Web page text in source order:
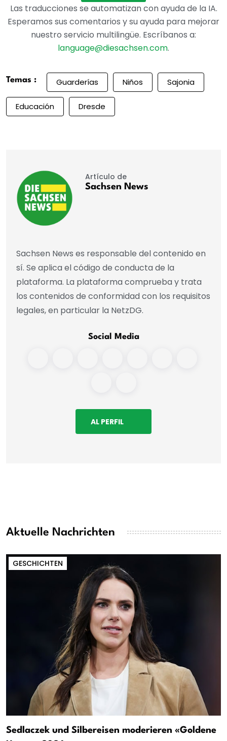
Las traducciones se automatizan con ayuda de la IA.
Esperamos sus comentarios y su ayuda para mejorar
nuestro servicio multilingüe. Escríbanos a:
language@diesachsen.com.
Temas : Guarderías Niños Sajonia
Educación Dresde
Artículo de
Sachsen News
Sachsen News es responsable del contenido en
sí. Se aplica el código de conducta de la
plataforma. La plataforma comprueba y trata
los contenidos de conformidad con los requisitos
legales, en particular la NetzDG.
Social Media
AL PERFIL
Aktuelle Nachrichten
GESCHICHTEN
Sedlaczek und Silbereisen moderieren «Goldene